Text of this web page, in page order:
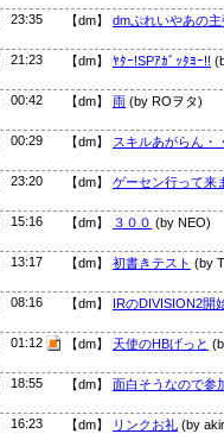
23:35 【dm】 dmぷれいやあの主
21:23 【dm】 ﾔﾀｰ!SPｱｶﾞｯﾀﾖｰ!!
00:42 【dm】 雨 (by ROヲタ)
00:29 【dm】 スキルあがらん・
23:20 【dm】 ゲーセン行って来
15:16 【dm】 ３００ (by NEO)
13:17 【dm】 初書きテスト (by
08:16 【dm】 IRのDIVISION2開
01:12 【dm】 天使のHBげっと
18:55 【dm】 面白そうなので参
16:23 【dm】 リンクお礼 (by